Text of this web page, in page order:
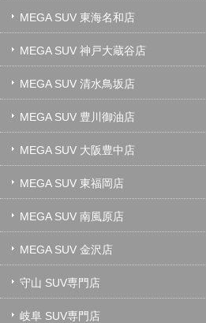
MEGA SUV 東海名和店
MEGA SUV 神戸大蔵谷店
MEGA SUV 清水鳥坂店
MEGA SUV 豊川御油店
MEGA SUV 大阪豊中店
MEGA SUV 東福岡店
MEGA SUV 南風原店
MEGA SUV 金沢店
守山 SUV専門店
岐阜 SUV専門店